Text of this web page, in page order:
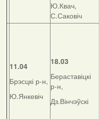
Ю.Квач,
С.Саковіч
11.04
Брэсцкі р-н,
Ю.Янкевіч
18.03
Бераставіцкі
р-н,
Дз.Вінчэўскі